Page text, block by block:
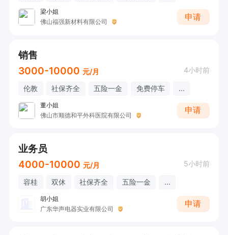
梁小姐
佛山福强新材料有限公司
申请
销售
3000-10000 元/月 4小时前
伦教 社保齐全 五险一金 免费停车 ...
董小姐
佛山市顺德和平外科医院有限公司
申请
业务员
4000-10000 元/月 5小时前
容桂 双休 社保齐全 五险一金 ...
胡小姐
广东华声电器实业有限公司
申请